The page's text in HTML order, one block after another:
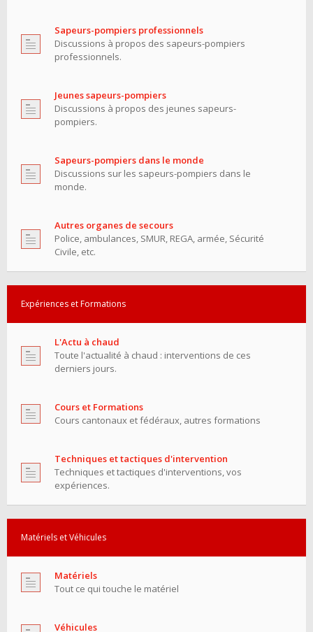
Sapeurs-pompiers professionnels
Discussions à propos des sapeurs-pompiers
professionnels.
Jeunes sapeurs-pompiers
Discussions à propos des jeunes sapeurs-
pompiers.
Sapeurs-pompiers dans le monde
Discussions sur les sapeurs-pompiers dans le
monde.
Autres organes de secours
Police, ambulances, SMUR, REGA, armée, Sécurité
Civile, etc.
Expériences et Formations
L'Actu à chaud
Toute l'actualité à chaud : interventions de ces
derniers jours.
Cours et Formations
Cours cantonaux et fédéraux, autres formations
Techniques et tactiques d'intervention
Techniques et tactiques d'interventions, vos
expériences.
Matériels et Véhicules
Matériels
Tout ce qui touche le matériel
Véhicules